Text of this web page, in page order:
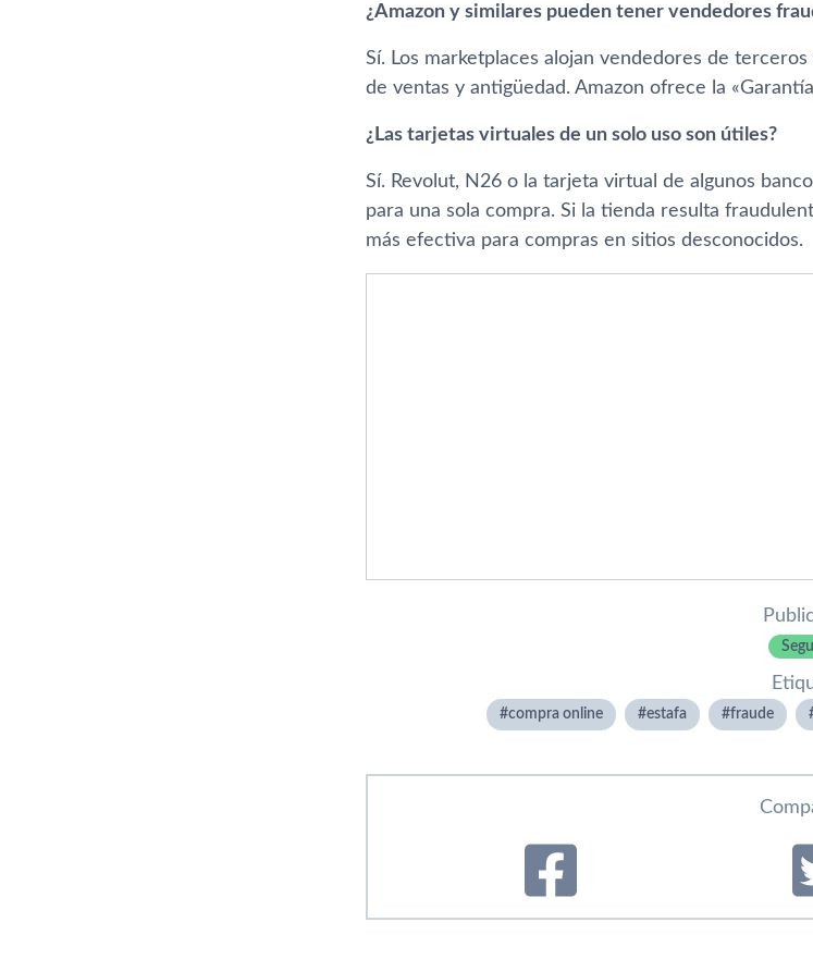
¿Amazon y similares pueden tener vendedores
Sí. Los marketplaces alojan vendedores de
de ventas y antigüedad. Amazon ofrece la
¿Las tarjetas virtuales de un solo uso son útiles?
Sí. Revolut, N26 o la tarjeta virtual de algunos
para una sola compra. Si la tienda resulta
más efectiva para compras en sitios desconocidos.
compra online estafa fraude